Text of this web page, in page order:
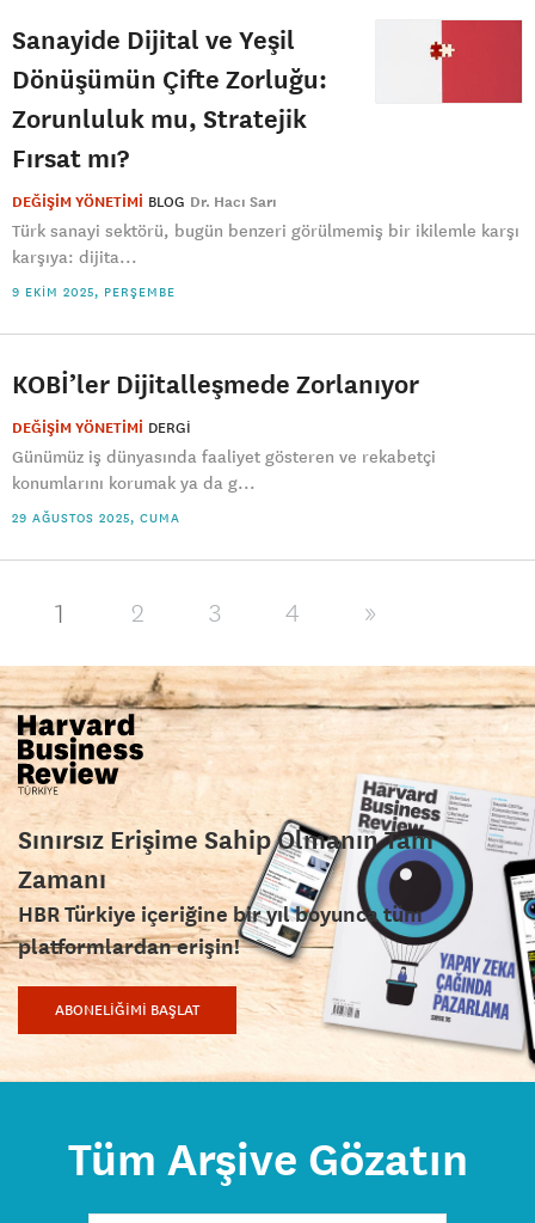
Sanayide Dijital ve Yeşil
Dönüşümün Çifte Zorluğu:
Zorunluluk mu, Stratejik
Fırsat mı?
DEĞİŞİM YÖNETİMİ BLOG Dr. Hacı Sarı
Türk sanayi sektörü, bugün benzeri görülmemiş bir ikilemle karşı
karşıya: dijita...
9 EKIM 2025, PERŞEMBE
KOBİ’ler Dijitalleşmede Zorlanıyor
DEĞİŞİM YÖNETİMİ DERGI
Günümüz iş dünyasında faaliyet gösteren ve rekabetçi
konumlarını korumak ya da g...
29 AĞUSTOS 2025, CUMA
1 2 3 4 »
Sınırsız Erişime Sahip Olmanın Tam
Zamanı
HBR Türkiye içeriğine bir yıl boyunca tüm
platformlardan erişin!
ABONELİĞİMİ BAŞLAT
Tüm Arşive Gözatın